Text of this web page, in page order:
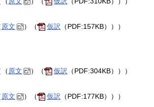
原文 ）（ 仮訳 （PDF:157KB）））
原文 ）（ 仮訳 （PDF:304KB）））
原文 ）（ 仮訳 （PDF:177KB）））